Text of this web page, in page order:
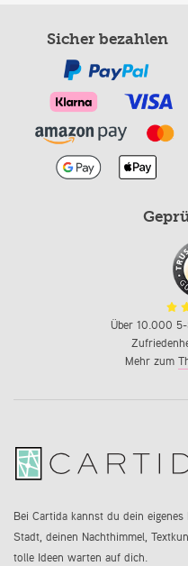
Sicher bezahlen
Über 10.000
Mehr zum
Bei Cartida kannst du dein
Stadt, deinen Nachthimmel,
tolle Ideen warten auf dich.